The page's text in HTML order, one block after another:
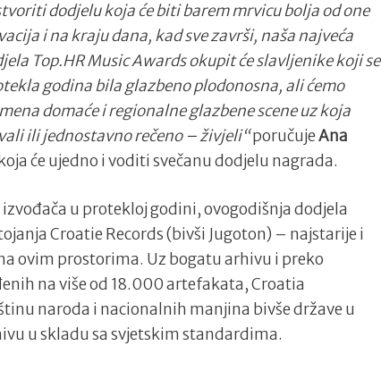
dodjelu koja će biti barem mrvicu bolja od one
i na kraju dana, kad sve završi, naša najveća
Top.HR Music Awards okupit će slavljenike koji se
godina bila glazbeno plodonosna, ali ćemo
domaće i regionalne glazbene scene uz koja
ili jednostavno rečeno – živjeli“poručujeAna
će ujedno i voditi svečanu dodjelu nagrada.
u protekloj godini, ovogodišnja dodjela
Croatie Records (bivši Jugoton) – najstarije i
ovim prostorima. Uz bogatu arhivu i preko
na više od 18.000 artefakata, Croatia
naroda i nacionalnih manjina bivše države u
u skladu sa svjetskim standardima.